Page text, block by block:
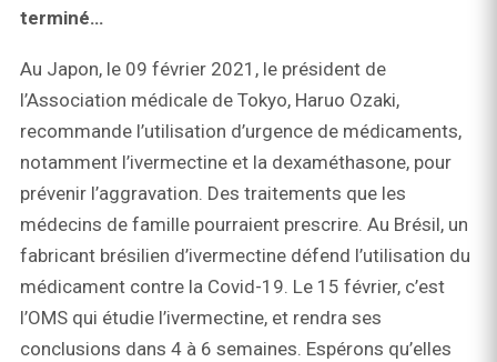
terminé…
Au Japon, le 09 février 2021, le président de
l’Association médicale de Tokyo, Haruo Ozaki,
recommande l’utilisation d’urgence de médicaments,
notamment l’ivermectine et la dexaméthasone, pour
prévenir l’aggravation. Des traitements que les
médecins de famille pourraient prescrire. Au Brésil, un
fabricant brésilien d’ivermectine défend l’utilisation du
médicament contre la Covid-19. Le 15 février, c’est
l’OMS qui étudie l’ivermectine, et rendra ses
conclusions dans 4 à 6 semaines. Espérons qu’elles